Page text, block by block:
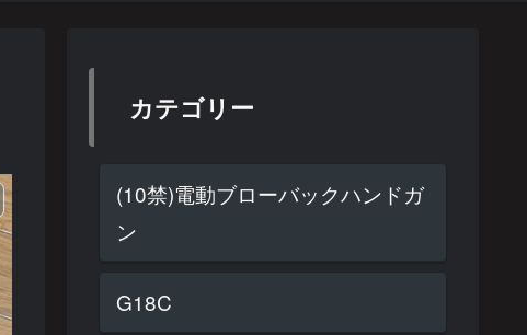
カテゴリー
(10禁)電動ブローバックハンドガ
ン
G18C